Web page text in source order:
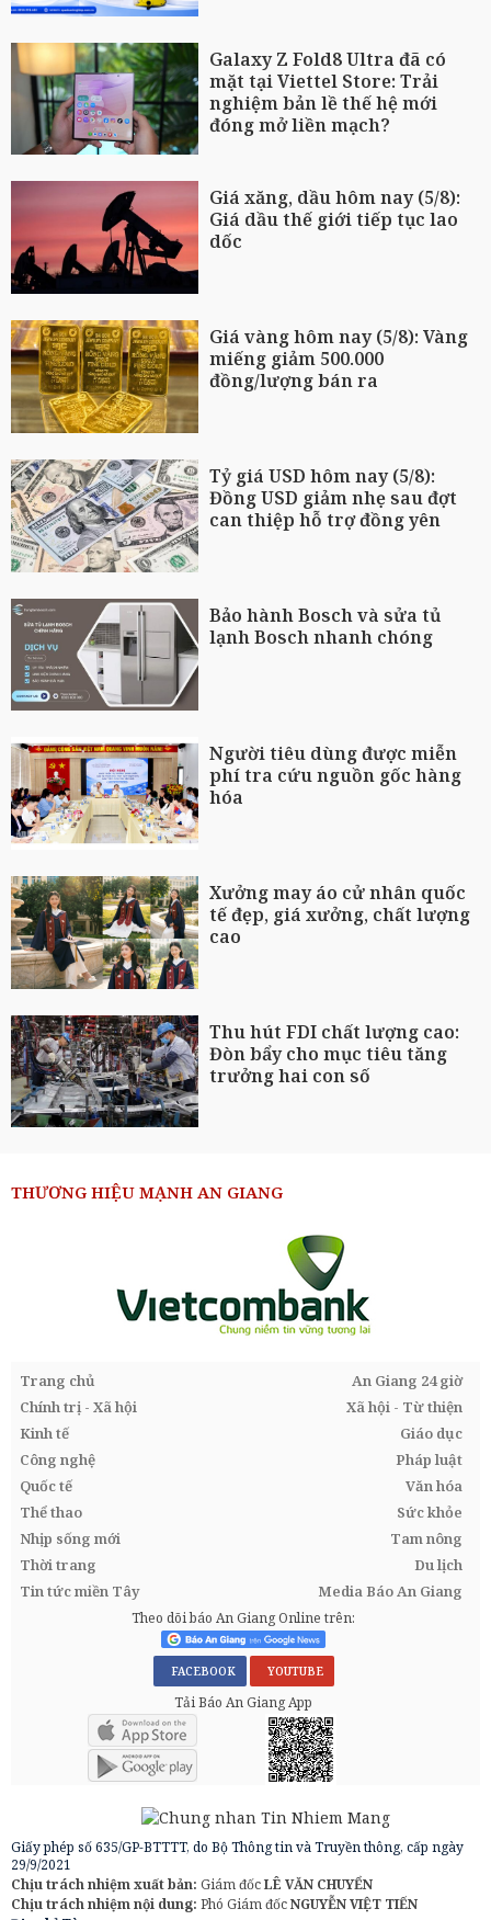
Galaxy Z Fold8 Ultra đã có
mặt tại Viettel Store: Trải
nghiệm bản lề thế hệ mới
đóng mở liền mạch?
Giá xăng, dầu hôm nay (5/8):
Giá dầu thế giới tiếp tục lao
dốc
Giá vàng hôm nay (5/8): Vàng
miếng giảm 500.000
đồng/lượng bán ra
Tỷ giá USD hôm nay (5/8):
Đồng USD giảm nhẹ sau đợt
can thiệp hỗ trợ đồng yên
Bảo hành Bosch và sửa tủ
lạnh Bosch nhanh chóng
Người tiêu dùng được miễn
phí tra cứu nguồn gốc hàng
hóa
Xưởng may áo cử nhân quốc
tế đẹp, giá xưởng, chất lượng
cao
Thu hút FDI chất lượng cao:
Đòn bẩy cho mục tiêu tăng
trưởng hai con số
THƯƠNG HIỆU MẠNH AN GIANG
Trang chủ
An Giang 24 giờ
Chính trị - Xã hội
Xã hội - Từ thiện
Kinh tế
Giáo dục
Công nghệ
Pháp luật
Quốc tế
Văn hóa
Thể thao
Sức khỏe
Nhịp sống mới
Tam nông
Thời trang
Du lịch
Tin tức miền Tây
Media Báo An Giang
Theo dõi báo An Giang Online trên:
FACEBOOK YOUTUBE
Tải Báo An Giang App
Giấy phép số 635/GP-BTTTT, do Bộ Thông tin và Truyền thông, cấp ngày
29/9/2021
Chịu trách nhiệm xuất bản: Giám đốcLÊ VĂN CHUYỂN
Chịu trách nhiệm nội dung: Phó Giám đốcNGUYỄN VIỆT TIẾN